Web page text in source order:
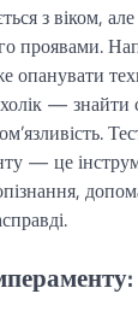
з віком,
проявами.
опанувати
— знайти
— це